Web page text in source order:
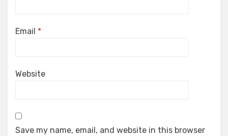
Email *
Website
Save my name, email, and website in this browser